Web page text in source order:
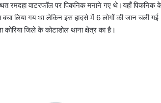
रमदहा वाटरफॉल पर पिकनिक मनाने गए थे।यहाँ
लिया गय था लेकिन इस हादसे में 6 लोगों की जान चली
कोरिया जिले के कोटाडोल थाना क्षेत्र का है।